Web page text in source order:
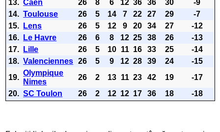
13. Caen 26 8 6 12 36 36 30
-9
14. Toulouse 26 5 14 7 22 27 29
-7
15.
Lens 26 5 12 9 20 34 27
-12
16.
Le Havre 26 6 8 12 25 38 26
-13
17.
Lille 26 5 10 11 16 33 25
-14
18. Valenciennes 26 5 9 12 28 39 24
-15
19.
Olympique
Nimes
26 2 13 11 23 42 19
-17
20. SC Toulon 26 2 12 12 17 36 18 -18